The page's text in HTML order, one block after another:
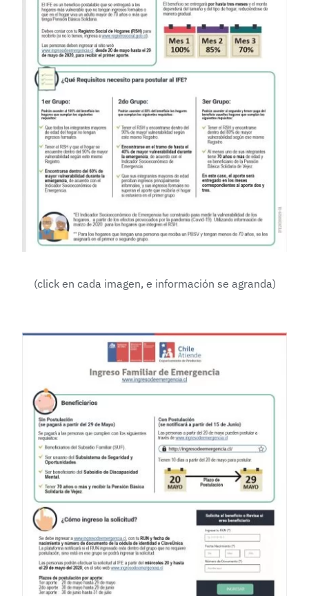
(click en cada imagen, e información se agranda)